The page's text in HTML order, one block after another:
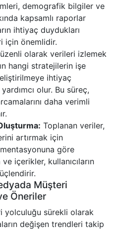
demografik bilgiler ve
kapsamlı raporlar
ihtiyaç duydukları
için önemlidir.
olarak verileri izlemek
hangi stratejilerin işe
ihtiyaç
olur. Bu süreç,
daha verimli
Toplanan veriler,
artırmak için
göre
içerikler, kullanıcıların
Müşteri
Öneriler
yolculuğu sürekli olarak
değişen trendleri takip